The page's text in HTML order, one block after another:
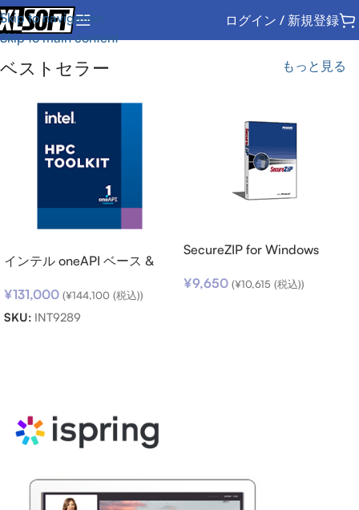
Skip to navigation
Skip to main content
ログイン / 新規登録
ベストセラー もっと見る
インテル oneAPI ベース &
ノード) SSR (期限内更新用)
¥131,000 (¥144,100 (税込))
SKU: INT9289
SecureZIP for Windows
ンロード
¥9,650 (¥10,615 (税込))